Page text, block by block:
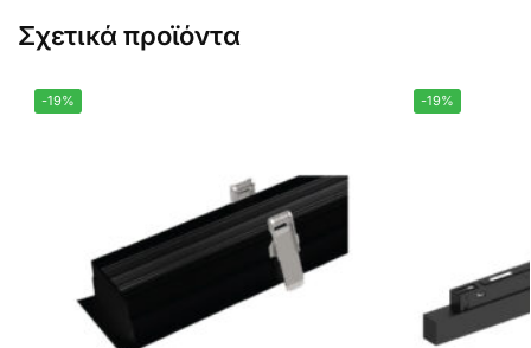
Σχετικά προϊόντα
-19% -19%